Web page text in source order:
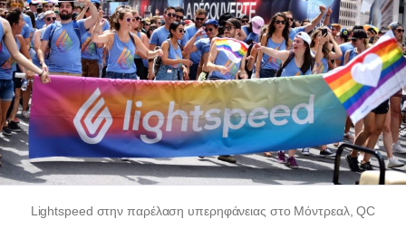
Lightspeed στην παρέλαση υπερηφάνειας στο Μόντρεαλ, QC